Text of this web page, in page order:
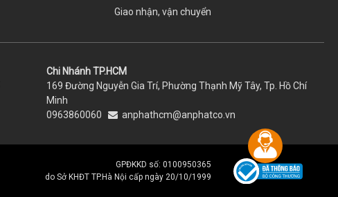
Giao nhận, vận chuyển
Chi Nhánh TP.HCM
169 Đường Nguyễn Gia Trí, Phường Thạnh Mỹ Tây, Tp. Hồ Chí
Minh
0963860060
anphathcm@anphatco.vn
GPĐKKD số: 0100950365
do Sở KHĐT TP.Hà Nội cấp ngày 20/10/1999